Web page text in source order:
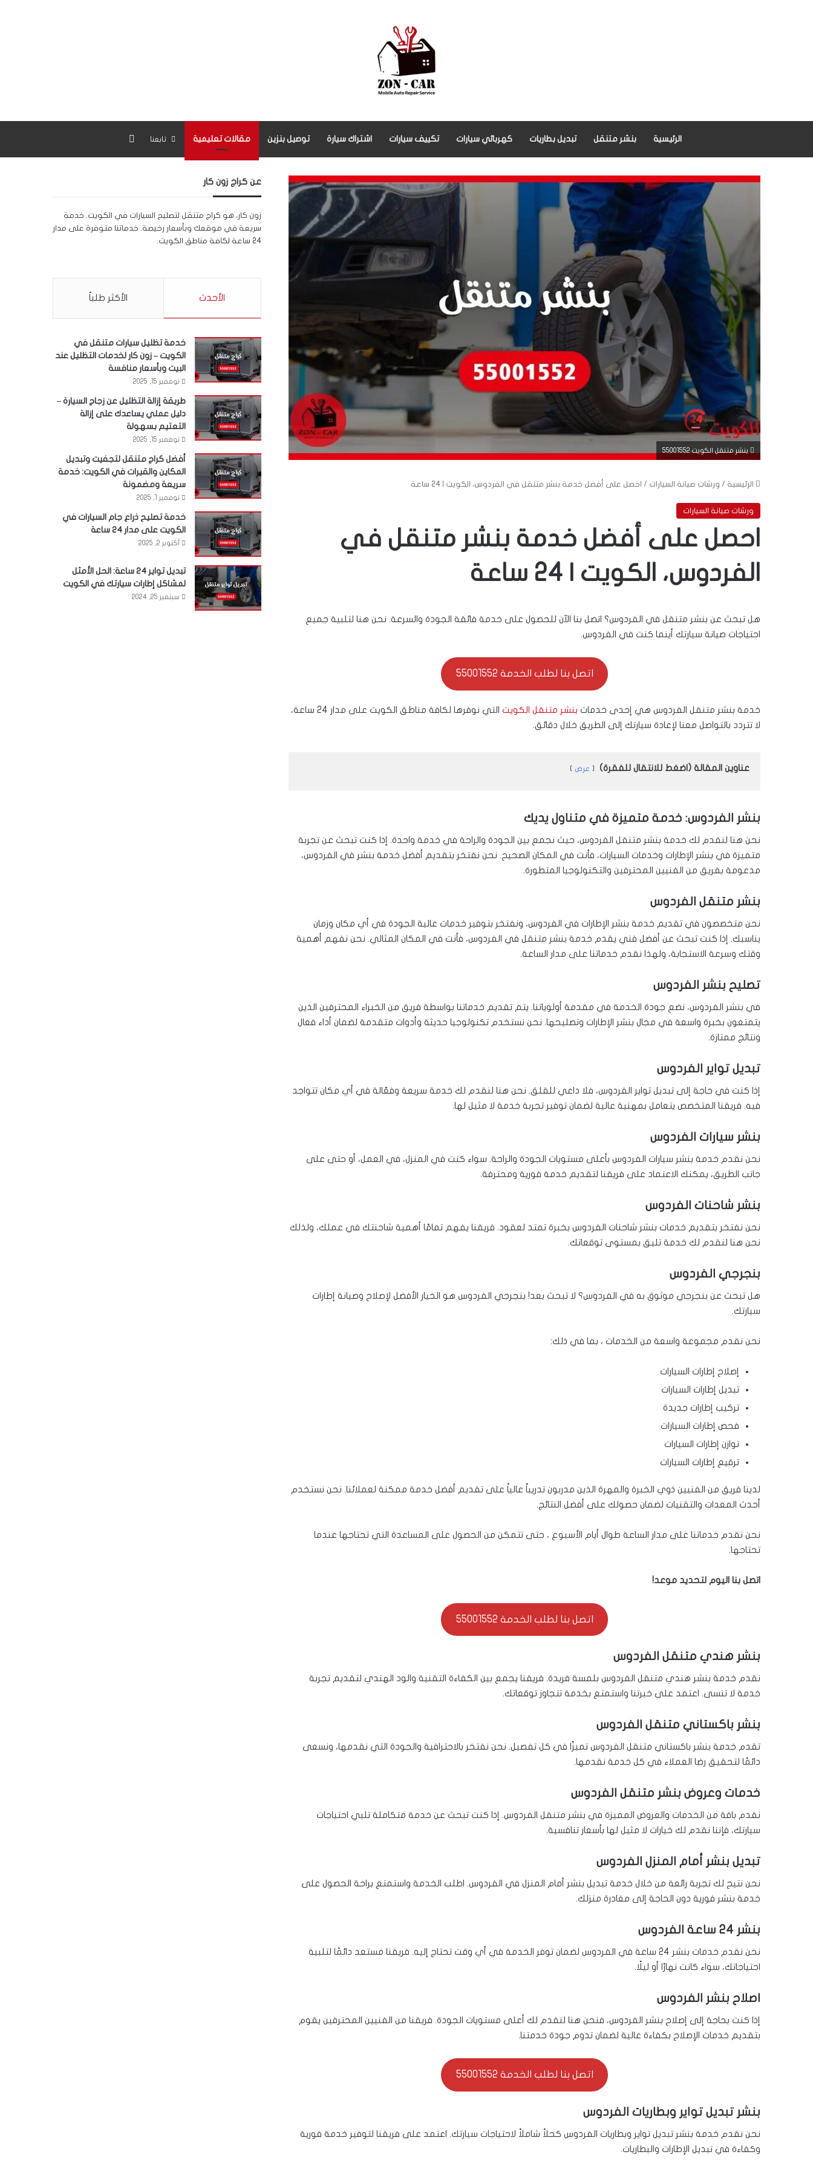
الرئيسية بنشر متنقل تبديل بطاريات كهربائي سيارات تكييف سيارات اشتراك سيارة توصيل بنزين مقالات تعليمية تابعنا
بنشر متنقل الكويت 55001552
الرئيسية / ورشات صيانة السيارات / احصل على أفضل خدمة بنشر متنقل في الفردوس، الكويت | 24 ساعة
ورشات صيانة السيارات
احصل على أفضل خدمة بنشر متنقل في
الفردوس، الكويت | 24 ساعة
هل تبحث عن بنشر متنقل في الفردوس؟ اتصل بنا الآن للحصول على خدمة فائقة الجودة والسرعة. نحن هنا لتلبية جميع
احتياجات صيانة سيارتك أينما كنت في الفردوس.
اتصل بنا لطلب الخدمة 55001552
خدمة بنشر متنقل الفردوس هي إحدى خدمات بنشر متنقل الكويت
التي نوفرها لكافة مناطق الكويت على مدار 24 ساعة،
لا تتردد بالتواصل معنا لإعادة سيارتك إلى الطريق خلال دقائق.
عناوين المقالة (اضغط للانتقال للفقرة) عرض
بنشر الفردوس: خدمة متميزة في متناول يديك
نحن هنا لنقدم لك خدمة بنشر متنقل الفردوس، حيث نجمع بين الجودة والراحة في خدمة واحدة. إذا كنت تبحث عن تجربة
متميزة في بنشر الإطارات وخدمات السيارات، فأنت في المكان الصحيح. نحن نفتخر بتقديم أفضل خدمة بنشر في الفردوس،
مدعومة بفريق من الفنيين المحترفين والتكنولوجيا المتطورة.
بنشر متنقل الفردوس
نحن متخصصون في تقديم خدمة بنشر الإطارات في الفردوس، ونفتخر بتوفير خدمات عالية الجودة في أي مكان وزمان
يناسبك. إذا كنت تبحث عن أفضل فني يقدم خدمة بنشر متنقل في الفردوس، فأنت في المكان المثالي. نحن نفهم أهمية
وقتك وسرعة الاستجابة، ولهذا نقدم خدماتنا على مدار الساعة.
تصليح بنشر الفردوس
في بنشر الفردوس، نضع جودة الخدمة في مقدمة أولوياتنا. يتم تقديم خدماتنا بواسطة فريق من الخبراء المحترفين الذين
يتمتعون بخبرة واسعة في مجال بنشر الإطارات وتصليحها. نحن نستخدم تكنولوجيا حديثة وأدوات متقدمة لضمان أداء فعال
ونتائج ممتازة.
تبديل تواير الفردوس
إذا كنت في حاجة إلى تبديل تواير الفردوس، فلا داعي للقلق. نحن هنا لنقدم لك خدمة سريعة وفعّالة في أي مكان تتواجد
فيه. فريقنا المتخصص يتعامل بمهنية عالية لضمان توفير تجربة خدمة لا مثيل لها.
بنشر سيارات الفردوس
نحن نقدم خدمة بنشر سيارات الفردوس بأعلى مستويات الجودة والراحة. سواء كنت في المنزل، في العمل، أو حتى على
جانب الطريق، يمكنك الاعتماد على فريقنا لتقديم خدمة فورية ومحترفة.
بنشر شاحنات الفردوس
نحن نفتخر بتقديم خدمات بنشر شاحنات الفردوس بخبرة تمتد لعقود. فريقنا يفهم تمامًا أهمية شاحنتك في عملك، ولذلك
نحن هنا لنقدم لك خدمة تليق بمستوى توقعاتك.
بنجرجي الفردوس
هل تبحث عن بنجرجي موثوق به في الفردوس؟ لا تبحث بعد! بنجرجي الفردوس هو الخيار الأفضل لإصلاح وصيانة إطارات
سيارتك.
نحن نقدم مجموعة واسعة من الخدمات ، بما في ذلك:
إصلاح إطارات السيارات
تبديل إطارات السيارات
تركيب إطارات جديدة
فحص إطارات السيارات
توازن إطارات السيارات
ترقيع إطارات السيارات
لدينا فريق من الفنيين ذوي الخبرة والمهرة الذين مدربون تدريباً عالياً على تقديم أفضل خدمة ممكنة لعملائنا. نحن نستخدم
أحدث المعدات والتقنيات لضمان حصولك على أفضل النتائج.
نحن نقدم خدماتنا على مدار الساعة طوال أيام الأسبوع ، حتى تتمكن من الحصول على المساعدة التي تحتاجها عندما
تحتاجها.
اتصل بنا اليوم لتحديد موعد!
اتصل بنا لطلب الخدمة 55001552
بنشر هندي متنقل الفردوس
نقدم خدمة بنشر هندي متنقل الفردوس بلمسة فريدة. فريقنا يجمع بين الكفاءة التقنية والود الهندي لتقديم تجربة
خدمة لا تنسى. اعتمد على خبرتنا واستمتع بخدمة تتجاوز توقعاتك.
بنشر باكستاني متنقل الفردوس
تقدم خدمة بنشر باكستاني متنقل الفردوس تميزًا في كل تفصيل. نحن نفتخر بالاحترافية والجودة التي نقدمها، ونسعى
دائمًا لتحقيق رضا العملاء في كل خدمة نقدمها.
خدمات وعروض بنشر متنقل الفردوس
نقدم باقة من الخدمات والعروض المميزة في بنشر متنقل الفردوس. إذا كنت تبحث عن خدمة متكاملة تلبي احتياجات
سيارتك، فإننا نقدم لك خيارات لا مثيل لها بأسعار تنافسية.
تبديل بنشر أمام المنزل الفردوس
نحن نتيح لك تجربة رائعة من خلال خدمة تبديل بنشر أمام المنزل في الفردوس. اطلب الخدمة واستمتع براحة الحصول على
خدمة بنشر فورية دون الحاجة إلى مغادرة منزلك.
بنشر 24 ساعة الفردوس
نحن نقدم خدمات بنشر 24 ساعة في الفردوس لضمان توفر الخدمة في أي وقت تحتاج إليه. فريقنا مستعد دائمًا لتلبية
احتياجاتك، سواء كانت نهارًا أو ليلًا.
اصلاح بنشر الفردوس
إذا كنت بحاجة إلى إصلاح بنشر الفردوس، فنحن هنا لنقدم لك أعلى مستويات الجودة. فريقنا من الفنيين المحترفين يقوم
بتقديم خدمات الإصلاح بكفاءة عالية لضمان تدوم جودة خدمتنا.
اتصل بنا لطلب الخدمة 55001552
بنشر تبديل تواير وبطاريات الفردوس
نحن نقدم خدمة بنشر تبديل تواير وبطاريات الفردوس كحلاً شاملاً لاحتياجات سيارتك. اعتمد على فريقنا لتوفير خدمة فورية
وكفاءة في تبديل الإطارات والبطاريات.
عن كراج زون كار
زون كار، هو كراج متنقل لتصليح السيارات في الكويت. خدمة
سريعة في موقعك وبأسعار رخيصة. خدماتنا متوفرة على مدار
24 ساعة لكافة مناطق الكويت.
الأحدث الأكثر طلباً
خدمة تظليل سيارات متنقل في
الكويت – زون كار لخدمات التظليل عند
البيت وبأسعار منافسة
نوفمبر 15, 2025
طريقة إزالة التظليل عن زجاج السيارة –
دليل عملي يساعدك على إزالة
التعتيم بسهولة
نوفمبر 15, 2025
أفضل كراج متنقل لتجفيت وتبديل
المكاين والقيرات في الكويت: خدمة
سريعة ومضمونة
نوفمبر 1, 2025
خدمة تصليح ذراع جام السيارات في
الكويت على مدار 24 ساعة
أكتوبر 2, 2025
تبديل تواير 24 ساعة: الحل الأمثل
لمشاكل إطارات سيارتك في الكويت
سبتمبر 25, 2024